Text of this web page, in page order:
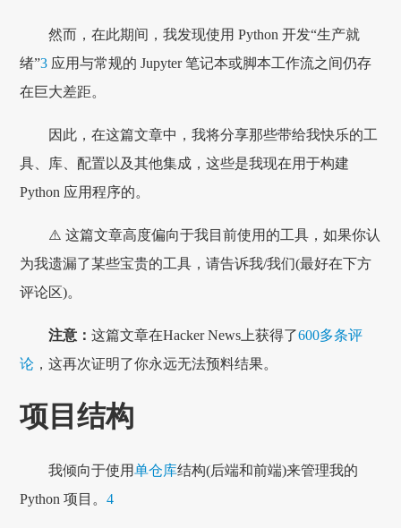
然而，在此期间，我发现使用 Python 开发“生产就
绪”3 应用与常规的 Jupyter 笔记本或脚本工作流之间仍存
在巨大差距。
因此，在这篇文章中，我将分享那些带给我快乐的工
具、库、配置以及其他集成，这些是我现在用于构建
Python 应用程序的。
⚠️ 这篇文章高度偏向于我目前使用的工具，如果你认
为我遗漏了某些宝贵的工具，请告诉我/我们(最好在下方
评论区)。
注意：这篇文章在Hacker News上获得了600多条评
论 ，这再次证明了你永远无法预料结果。
项目结构
我倾向于使用单仓库结构(后端和前端)来管理我的
Python 项目。4